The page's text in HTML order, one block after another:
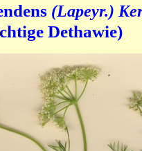
(Lapeyr.)
Dethawie)